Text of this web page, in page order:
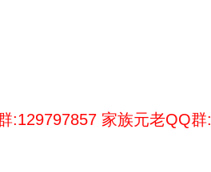
家族元老QQ群:129797999